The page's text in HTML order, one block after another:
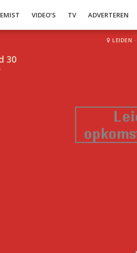
VIDEO’S TV ADVERTEREN
30
LEIDEN ·